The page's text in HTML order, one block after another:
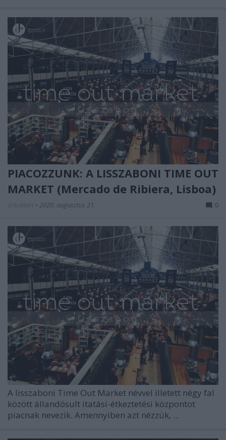
PIACOZZUNK: A LISSZABONI TIME OUT
MARKET (Mercado de Ribiera, Lisboa)
• 2020. augusztus 21. 0
A lisszaboni Time Out Market névvel illetett négy fal
között állandósult itatási-étkeztetési központot
piacnak nevezik. Amennyiben azt nézzük, ...